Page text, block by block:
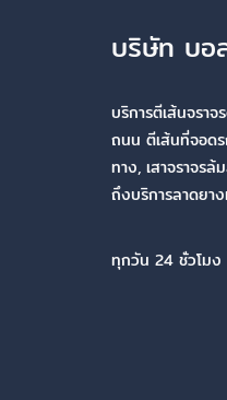
บริษัท บอ
บริการตีเส้นจรา
ถนน ตีเส้นที่จอด
ทาง, เสาจราจร
ถึงบริการลาดยา
ทุกวัน 24 ชั่วโมง